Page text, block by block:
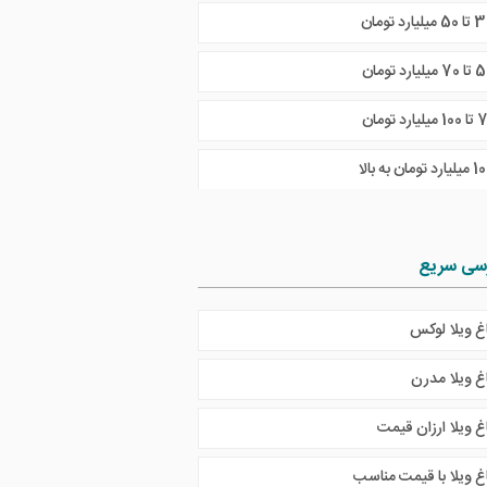
تومان
تومان
به بالا
سریع
ویلا لوکس
ویلا مدرن
ویلا ارزان قیمت
ویلا با قیمت مناسب